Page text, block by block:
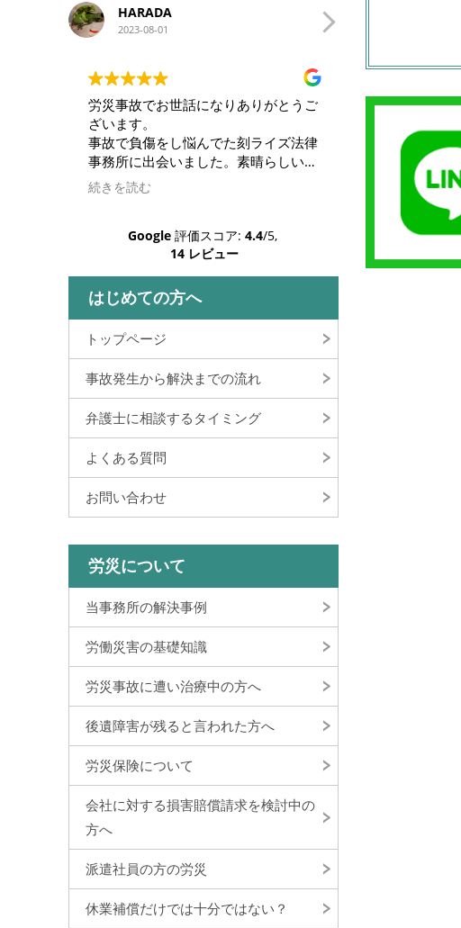
話になりありがとうご
悩んでた刻ライズ法律
ました。素晴らしい弁
との会話が苦手な私で
の遣り取りだけで解決
できて家族共々感謝し
とうございました。
バイク事故でお世話になりました。
と導いていただき感謝しています。
わからないことも丁寧に説明して下さ
いますし、安心してお任せすることが
この度は本当にありがとうございまし
た。
Google 評価スコア: 4.4/5,
14 レビュー
はじめての方へ
トップページ
事故発生から解決までの流れ
弁護士に相談するタイミング
よくある質問
お問い合わせ
労災について
当事務所の解決事例
労働災害の基礎知識
労災事故に遭い治療中の方へ
後遺障害が残ると言われた方へ
労災保険について
会社に対する損害賠償請求を検討中の
方へ
派遣社員の方の労災
休業補償だけでは十分ではない？